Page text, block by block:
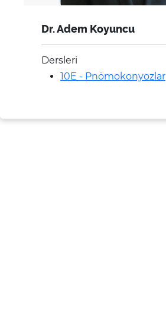
Dr. Adem Koyuncu
Dersleri
10E - Pnömokonyozlar